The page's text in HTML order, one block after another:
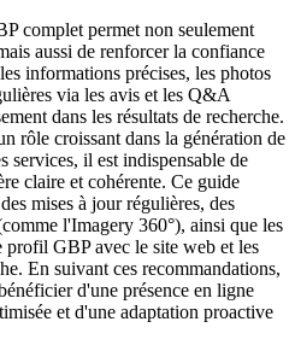
complet permet non seulement
aussi de renforcer la confiance
informations précises, les photos
via les avis et les Q&A
dans les résultats de recherche.
rôle croissant dans la génération de
services, il est indispensable de
claire et cohérente. Ce guide
mises à jour régulières, des
l'Imagery 360°), ainsi que les
profil GBP avec le site web et les
En suivant ces recommandations,
d'une présence en ligne
et d'une adaptation proactive